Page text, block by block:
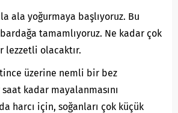
ala yoğurmaya başlıyoruz. Bu
tamamlıyoruz. Ne kadar çok
lezzetli olacaktır.
üzerine nemli bir bez
kadar mayalanmasını
harcı için, soğanları çok küçük